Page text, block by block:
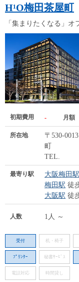
H¹O梅田茶屋町
「集まりたくなる」オ
初期費用 - 月額
所在地
〒530-
町
TEL.
最寄り駅 大阪梅田駅
梅田駅 徒
大阪駅 徒
人数 1人 ～
受付 机・椅子
ﾌﾟﾘﾝﾀｰ 秘書ｻｰﾋﾞｽ
電話対応 時間貸し